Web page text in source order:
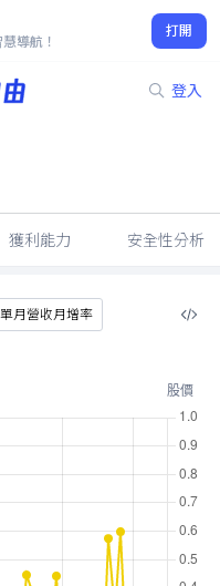
導航！
打開
登入
獲利能力 安全性分析
單月營收月增率